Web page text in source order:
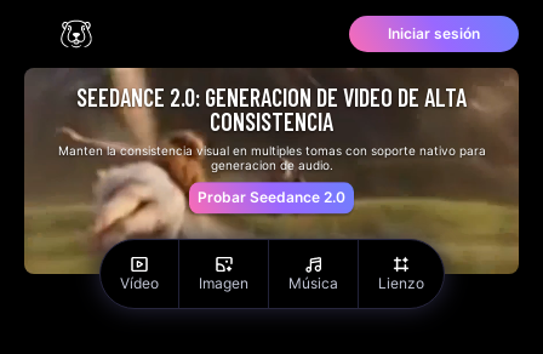
Iniciar sesión
SEEDANCE 2.0: GENERACION DE VIDEO DE ALTA
CONSISTENCIA
Manten la consistencia visual en multiples tomas con soporte nativo para
generacion de audio.
Probar Seedance 2.0
Vídeo Imagen Música Lienzo